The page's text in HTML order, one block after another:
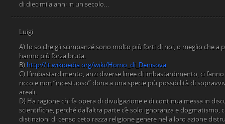
di diecimila anni in un secolo…
Luigi
A) Io so che gli scimpanzé sono molto più forti di noi, o meglio che a
hanno più forza bruta.
B) http://it.wikipedia.org/wiki/Homo_di_Denisova
C) L’imbastardimento, anzi diverse linee di imbastardimento, ci
ricco e non “incestuoso” dona a una specie più possibilità di
areali.
D) Ha ragione chi fa opera di divulgazione e di continua messa in
scientifiche, perché dall’altra parte c’è solo ignoranza e
distinzioni di censo ceto razza religione genere nella loro azione